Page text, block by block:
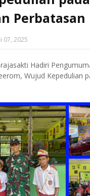
Perbatasan
07, 2025
Hadiri
Wujud Kepedulian